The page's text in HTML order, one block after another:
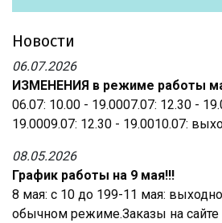
Новости
06.07.2026
ИЗМЕНЕНИЯ в режиме работы
06.07: 10.00 - 19.0007.07: 12.30 -
19.0009.07: 12.30 - 19.0010.07:
08.05.2026
График работы на 9 мая!!!
8 мая: с 10 до 199-11 мая:
обычном режиме.Заказы на